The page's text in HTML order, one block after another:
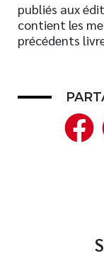
AUTEURS
À PROPOS
publiés aux
contient les
précédents